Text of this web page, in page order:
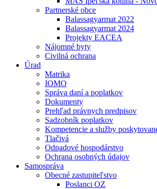
Partnerské obce
Balassagyarmat 2022
Balassagyarmat 2024
Projekty EACEA
Nájomné byty
Civilná ochrana
Úrad
Matrika
IOMO
Správa daní a poplatkov
Dokumenty
Prehľad právnych predpisov
Sadzobník poplatkov
Kompetencie a služby
Tlačivá
Odpadové hospodárstvo
Ochrana osobných údajov
Samospráva
Obecné zastupiteľstvo
Poslanci OZ